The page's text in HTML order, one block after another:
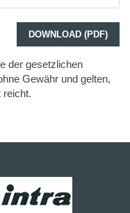
DOWNLOAD (PDF)
der gesetzlichen
Gewähr und gelten,
reicht.